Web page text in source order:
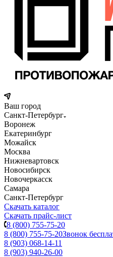
Ваш город
Санкт-Петербург
Воронеж
Екатеринбург
Можайск
Москва
Нижневартовск
Новосибирск
Новочеркасск
Самара
Санкт-Петербург
Скачать каталог
Скачать прайс-лист
8 (800) 755-75-20
8 (800) 755-75-20Звонок
8 (903) 068-14-11
8 (903) 940-26-00